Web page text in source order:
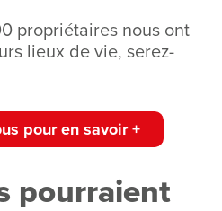
propriétaires nous ont
lieux de vie, serez-
pour en savoir +
pourraient